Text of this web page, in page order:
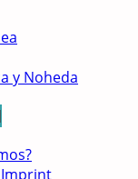
y Noheda
Imprint